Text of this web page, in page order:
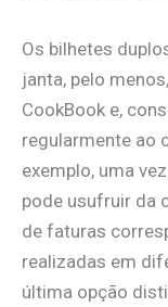
Os bilhetes
janta, pelo
CookBook e,
regularmente ao
exemplo, uma
pode usufruir da
de faturas
realizadas em
última opção